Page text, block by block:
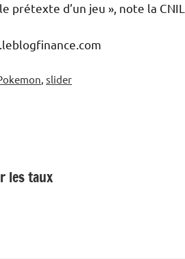
d’un jeu », note la CNIL.
, slider
les taux